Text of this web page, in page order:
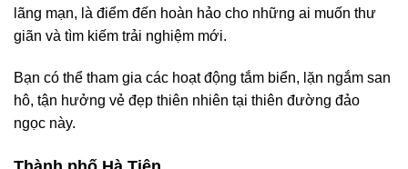
lãng mạn, là điểm đến hoàn hảo cho những ai muốn thư
giãn và tìm kiếm trải nghiệm mới.
Bạn có thể tham gia các hoạt động tắm biển, lặn ngắm san
hô, tận hưởng vẻ đẹp thiên nhiên tại thiên đường đảo
ngọc này.